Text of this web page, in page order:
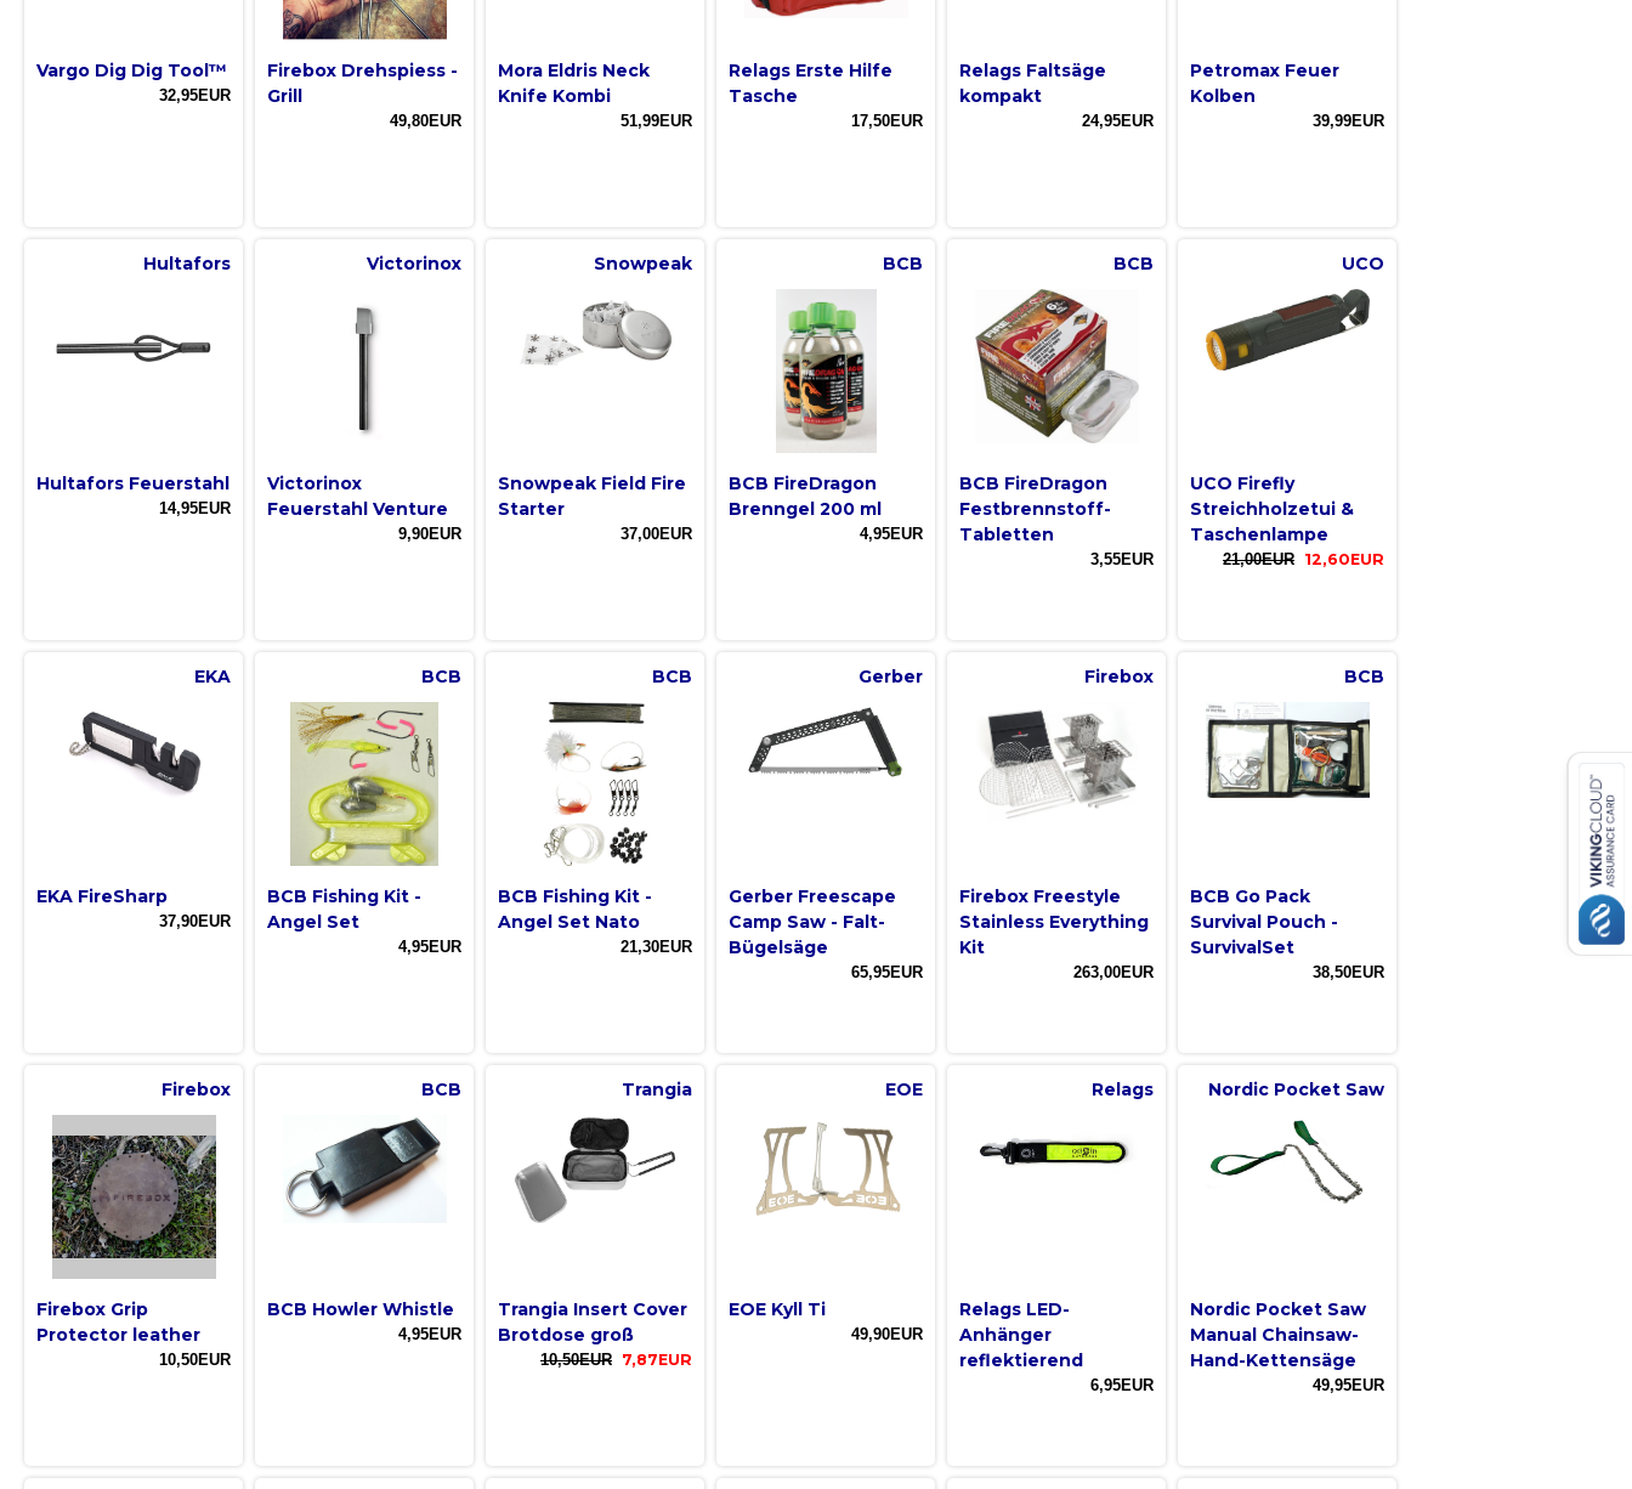
Vargo Dig Dig Tool™
32,95EUR
Firebox Drehspiess -
Grill
49,80EUR
Mora Eldris Neck
Knife Kombi
51,99EUR
Relags Erste Hilfe
Tasche
17,50EUR
Relags Faltsäge
kompakt
24,95EUR
Petromax Feuer
Kolben
39,99EUR
Hultafors
Hultafors Feuerstahl
14,95EUR
Victorinox
Victorinox
Feuerstahl Venture
9,90EUR
Snowpeak
Snowpeak Field Fire
Starter
37,00EUR
BCB
BCB FireDragon
Brenngel 200 ml
4,95EUR
BCB
BCB FireDragon
Festbrennstoff-
Tabletten
3,55EUR
UCO
UCO Firefly
Streichholzetui &
Taschenlampe
21,00EUR 12,60EUR
EKA
EKA FireSharp
37,90EUR
BCB
BCB Fishing Kit -
Angel Set
4,95EUR
BCB
BCB Fishing Kit -
Angel Set Nato
21,30EUR
Gerber
Gerber Freescape
Camp Saw - Falt-
Bügelsäge
65,95EUR
Firebox
Firebox Freestyle
Stainless Everything
Kit
263,00EUR
BCB
BCB Go Pack
Survival Pouch -
SurvivalSet
38,50EUR
Firebox
Firebox Grip
Protector leather
10,50EUR
BCB
BCB Howler Whistle
4,95EUR
Trangia
Trangia Insert Cover
Brotdose groß
10,50EUR 7,87EUR
EOE
EOE Kyll Ti
49,90EUR
Relags
Relags LED-
Anhänger
reflektierend
6,95EUR
Nordic Pocket Saw
Nordic Pocket Saw
Manual Chainsaw-
Hand-Kettensäge
49,95EUR